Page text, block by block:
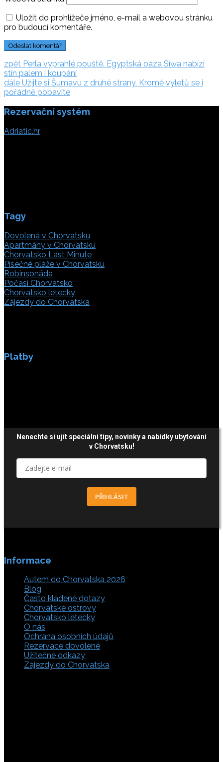
Uložit do prohlížeče jméno, e-mail a webovou stránku
pro budoucí komentáře.
Navigace
pro
příspěvek
zpět zpět:
Perla vyprahlé pouště. Egyptská oáza Síwa nabízí
stín palem i koupání
dále dále:
Užijte si Šumavu z druhé strany. Kromě výletů se i
pořádně pobavíte
Rezervační systém
Adriatic.hr
Tagy
Dovolená v Chorvatsku
Apartmány v Chorvatsku
Chorvatsko Last Minute
Písečné pláže v Chorvatsku
Robinsonáda
Počasí Chorvatsko
Chorvatsko letecky
Zájezdy do Chorvatska
Platby
Nenechte si ujít speciální tipy, novinky a nabídky ubytování
v Chorvatsku!
PŘIHLÁSIT
Informace
Autem do Chorvatska 2026
Blog
Často kladené dotazy
Chorvatské ostrovy
Chorvatsko letecky
O nás
Ochrana osobních údajů
Rezervace dovolené
Užitečné odkazy
Zájezdy do Chorvatska